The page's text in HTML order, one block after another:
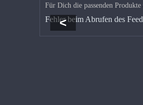
Für Dich die passenden
<
Fehler beim Abrufen des